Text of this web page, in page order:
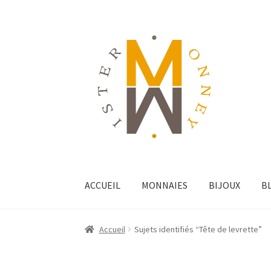
ACCUEIL MONNAIES BIJOUX
Accueil Sujets identifiés “Tête de levrette”